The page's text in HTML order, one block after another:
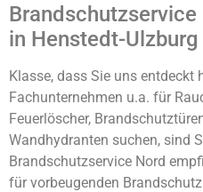
in Henstedt-Ulzburg
Klasse, dass Sie uns entdeckt
Fachunternehmen u.a. für
Feuerlöscher,
Wandhydranten suchen, sind
Brandschutzservice Nord
für vorbeugenden